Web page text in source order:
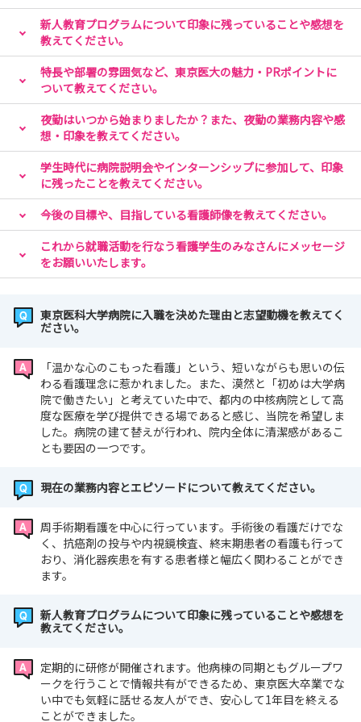
新人教育プログラムについて印象に残っていることや感想を
教えてください。
特長や部署の雰囲気など、東京医大の魅力・PRポイントに
ついて教えてください。
夜勤はいつから始まりましたか？また、夜勤の業務内容や感
想・印象を教えてください。
学生時代に病院説明会やインターンシップに参加して、印象
に残ったことを教えてください。
今後の目標や、目指している看護師像を教えてください。
これから就職活動を行なう看護学生のみなさんにメッセージ
をお願いいたします。
東京医科大学病院に入職を決めた理由と志望動機を教えてく
ださい。
「温かな心のこもった看護」という、短いながらも思いの伝
わる看護理念に惹かれました。また、漠然と「初めは大学病
院で働きたい」と考えていた中で、都内の中核病院として高
度な医療を学び提供できる場であると感じ、当院を希望しま
した。病院の建て替えが行われ、院内全体に清潔感があるこ
とも要因の一つです。
現在の業務内容とエピソードについて教えてください。
周手術期看護を中心に行っています。手術後の看護だけでな
く、抗癌剤の投与や内視鏡検査、終末期患者の看護も行って
おり、消化器疾患を有する患者様と幅広く関わることができ
ます。
新人教育プログラムについて印象に残っていることや感想を
教えてください。
定期的に研修が開催されます。他病棟の同期ともグループワ
ークを行うことで情報共有ができるため、東京医大卒業でな
い中でも気軽に話せる友人ができ、安心して1年目を終える
ことができました。